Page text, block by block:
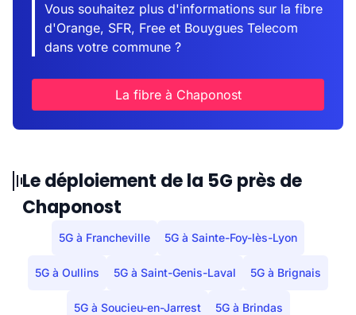
Vous souhaitez plus d'informations sur la fibre
d'Orange, SFR, Free et Bouygues Telecom
dans votre commune ?
La fibre à Chaponost
Le déploiement de la 5G près de
Chaponost
5G à Francheville 5G à Sainte-Foy-lès-Lyon
5G à Oullins 5G à Saint-Genis-Laval 5G à Brignais
5G à Soucieu-en-Jarrest 5G à Brindas